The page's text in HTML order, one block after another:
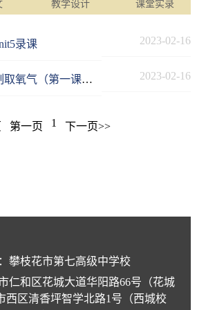
教学设计 课堂实录
录课 2023-02-16
【九年级】【化学】制取氧气（第一课时） 2023-02-16
第一页 1 下一页>>
攀枝花市第七高级中学校
仁和区花城大道华阳路66号（花城
西区清香坪智学北路1号（西城校